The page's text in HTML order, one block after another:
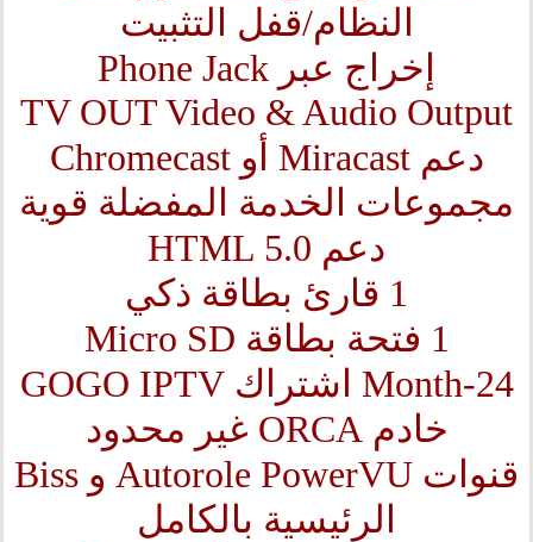
النظام/قفل التثبيت
إخراج عبر Phone Jack
TV OUT Video & Audio Output
دعم Miracast أو Chromecast
مجموعات الخدمة المفضلة قوية
دعم HTML 5.0
1 قارئ بطاقة ذكي
1 فتحة بطاقة Micro SD
24-Month اشتراك GOGO IPTV
خادم ORCA غير محدود
قنوات Autorole PowerVU و Biss
الرئيسية بالكامل